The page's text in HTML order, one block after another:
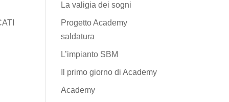
La valigia dei sogni
Progetto Academy
saldatura
L’impianto SBM
Il primo giorno di Academy
Academy